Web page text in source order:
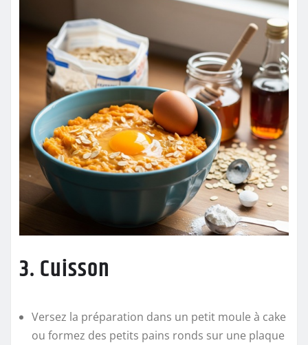
3. Cuisson
Versez la préparation dans un petit moule à cake
ou formez des petits pains ronds sur une plaque